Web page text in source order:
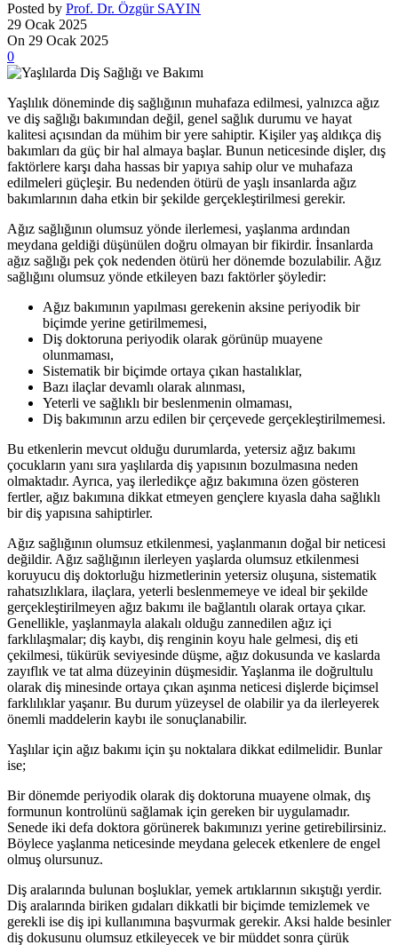
Posted by Prof. Dr. Özgür SAYIN
29 Ocak 2025
On 29 Ocak 2025
0
Yaşlılık döneminde diş sağlığının muhafaza edilmesi, yalnızca ağız
ve diş sağlığı bakımından değil, genel sağlık durumu ve hayat
kalitesi açısından da mühim bir yere sahiptir. Kişiler yaş aldıkça diş
bakımları da güç bir hal almaya başlar. Bunun neticesinde dişler, dış
faktörlere karşı daha hassas bir yapıya sahip olur ve muhafaza
edilmeleri güçleşir. Bu nedenden ötürü de yaşlı insanlarda ağız
bakımlarının daha etkin bir şekilde gerçekleştirilmesi gerekir.
Ağız sağlığının olumsuz yönde ilerlemesi, yaşlanma ardından
meydana geldiği düşünülen doğru olmayan bir fikirdir. İnsanlarda
ağız sağlığı pek çok nedenden ötürü her dönemde bozulabilir. Ağız
sağlığını olumsuz yönde etkileyen bazı faktörler şöyledir:
Ağız bakımının yapılması gerekenin aksine periyodik bir
biçimde yerine getirilmemesi,
Diş doktoruna periyodik olarak görünüp muayene
olunmaması,
Sistematik bir biçimde ortaya çıkan hastalıklar,
Bazı ilaçlar devamlı olarak alınması,
Yeterli ve sağlıklı bir beslenmenin olmaması,
Diş bakımının arzu edilen bir çerçevede gerçekleştirilmemesi.
Bu etkenlerin mevcut olduğu durumlarda, yetersiz ağız bakımı
çocukların yanı sıra yaşlılarda diş yapısının bozulmasına neden
olmaktadır. Ayrıca, yaş ilerledikçe ağız bakımına özen gösteren
fertler, ağız bakımına dikkat etmeyen gençlere kıyasla daha sağlıklı
bir diş yapısına sahiptirler.
Ağız sağlığının olumsuz etkilenmesi, yaşlanmanın doğal bir neticesi
değildir. Ağız sağlığının ilerleyen yaşlarda olumsuz etkilenmesi
koruyucu diş doktorluğu hizmetlerinin yetersiz oluşuna, sistematik
rahatsızlıklara, ilaçlara, yeterli beslenmemeye ve ideal bir şekilde
gerçekleştirilmeyen ağız bakımı ile bağlantılı olarak ortaya çıkar.
Genellikle, yaşlanmayla alakalı olduğu zannedilen ağız içi
farklılaşmalar; diş kaybı, diş renginin koyu hale gelmesi, diş eti
çekilmesi, tükürük seviyesinde düşme, ağız dokusunda ve kaslarda
zayıflık ve tat alma düzeyinin düşmesidir. Yaşlanma ile doğrultulu
olarak diş minesinde ortaya çıkan aşınma neticesi dişlerde biçimsel
farklılıklar yaşanır. Bu durum yüzeysel de olabilir ya da ilerleyerek
önemli maddelerin kaybı ile sonuçlanabilir.
Yaşlılar için ağız bakımı için şu noktalara dikkat edilmelidir. Bunlar
ise;
Bir dönemde periyodik olarak diş doktoruna muayene olmak, dış
formunun kontrolünü sağlamak için gereken bir uygulamadır.
Senede iki defa doktora görünerek bakımınızı yerine getirebilirsiniz.
Böylece yaşlanma neticesinde meydana gelecek etkenlere de engel
olmuş olursunuz.
Diş aralarında bulunan boşluklar, yemek artıklarının sıkıştığı yerdir.
Diş aralarında biriken gıdaları dikkatli bir biçimde temizlemek ve
gerekli ise diş ipi kullanımına başvurmak gerekir. Aksi halde besinler
diş dokusunu olumsuz etkileyecek ve bir müddet sonra çürük